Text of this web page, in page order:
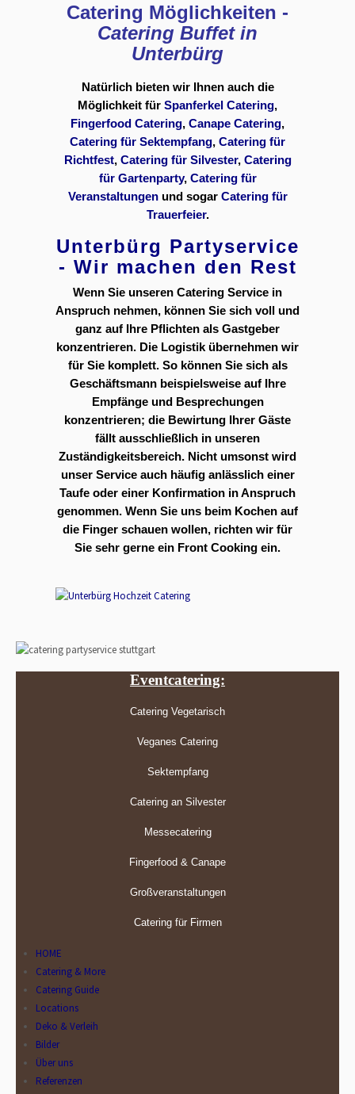
Catering Möglichkeiten -
Catering Buffet in
Unterbürg
Natürlich bieten wir Ihnen auch die
Möglichkeit für Spanferkel Catering,
Fingerfood Catering, Canape Catering,
Catering für Sektempfang, Catering für
Richtfest, Catering für Silvester, Catering
für Gartenparty, Catering für
Veranstaltungenund sogar Catering für
Trauerfeier.
Unterbürg Partyservice
- Wir machen den Rest
Wenn Sie unseren Catering Service in
Anspruch nehmen, können Sie sich voll und
ganz auf Ihre Pflichten als Gastgeber
konzentrieren. Die Logistik übernehmen wir
für Sie komplett. So können Sie sich als
Geschäftsmann beispielsweise auf Ihre
Empfänge und Besprechungen
konzentrieren; die Bewirtung Ihrer Gäste
fällt ausschließlich in unseren
Zuständigkeitsbereich. Nicht umsonst wird
unser Service auch häufig anlässlich einer
Taufe oder einer Konfirmation in Anspruch
genommen. Wenn Sie uns beim Kochen auf
die Finger schauen wollen, richten wir für
Sie sehr gerne ein Front Cooking ein.
Eventcatering:
Catering Vegetarisch
Veganes Catering
Sektempfang
Catering an Silvester
Messecatering
Fingerfood & Canape
Großveranstaltungen
Catering für Firmen
HOME
Catering & More
Catering Guide
Locations
Deko & Verleih
Bilder
Über uns
Referenzen